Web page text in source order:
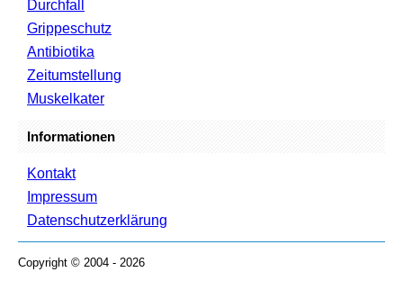
Durchfall
Grippeschutz
Antibiotika
Zeitumstellung
Muskelkater
Informationen
Kontakt
Impressum
Datenschutzerklärung
Copyright © 2004 - 2026